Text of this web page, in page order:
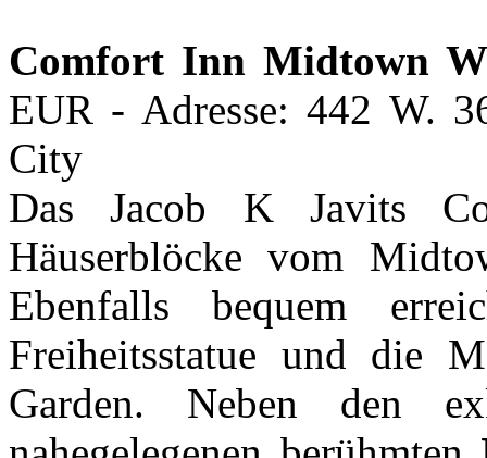
Comfort Inn Midtown
EUR - Adresse: 442 W.
City
Das Jacob K Javits
Häuserblöcke vom
Ebenfalls bequem
Freiheitsstatue und die
Garden. Neben den